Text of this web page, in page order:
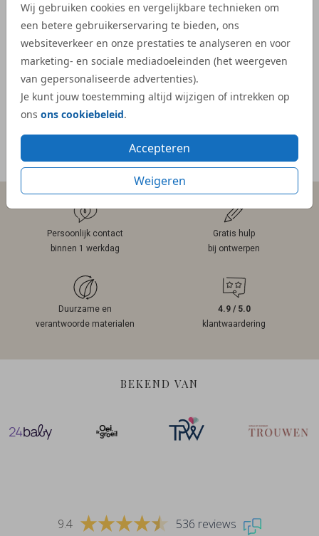
Wij gebruiken cookies en vergelijkbare technieken om
een betere gebruikerservaring te bieden, ons
websiteverkeer en onze prestaties te analyseren en voor
marketing- en sociale mediadoeleinden (het weergeven
van gepersonaliseerde advertenties).
Je kunt jouw toestemming altijd wijzigen of intrekken op
ons ons cookiebeleid.
Accepteren
Weigeren
geboortekaartjes waren snel geleverd.”
- Kelly
veel
-
Meer reviews
Persoonlijk contact
binnen 1 werkdag
Gratis hulp
bij ontwerpen
Duurzame en
verantwoorde materialen
4.9 / 5.0
klantwaardering
BEKEND VAN
9.4 536 reviews